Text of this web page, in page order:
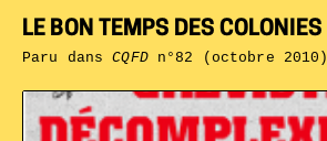
LE BON TEMPS DES COLONIES
Paru dansCQFDn°82 (octobre 2010)